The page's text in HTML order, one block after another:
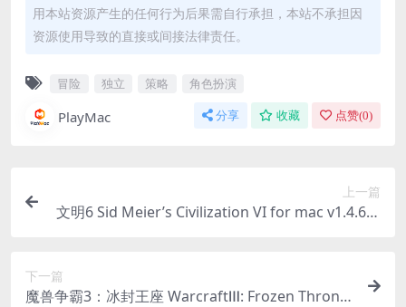
用本站资源产生的任何行为后果需自行承担，本站不承担因
资源使用导致的直接或间接法律责任。
冒险 独立 策略 角色扮演
PlayMac 分享 收藏 点赞(0)
上一篇
文明6 Sid Meier’s Civilization VI for mac v1.4.6｜
下一篇
魔兽争霸3：冰封王座 WarcraftⅢ: Frozen Throne